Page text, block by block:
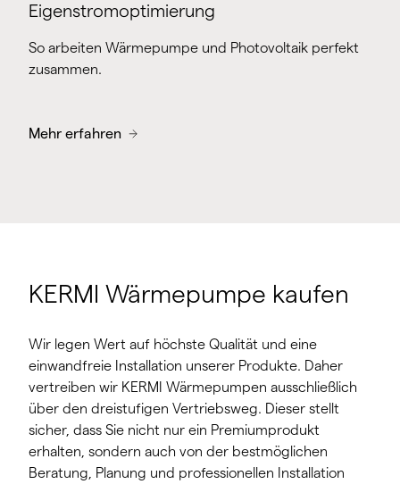
Eigenstromoptimierung
So arbeiten Wärmepumpe und Photovoltaik perfekt
zusammen.
Mehr erfahren
KERMI Wärmepumpe kaufen
Wir legen Wert auf höchste Qualität und eine
einwandfreie Installation unserer Produkte. Daher
vertreiben wir KERMI Wärmepumpen ausschließlich
über den dreistufigen Vertriebsweg. Dieser stellt
sicher, dass Sie nicht nur ein Premiumprodukt
erhalten, sondern auch von der bestmöglichen
Beratung, Planung und professionellen Installation